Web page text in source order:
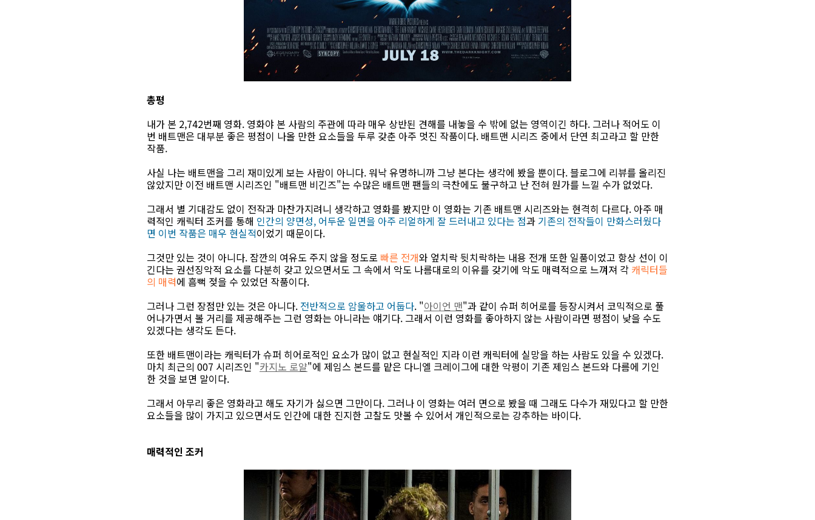
총평
내가 본 2,742번째 영화. 영화야 본 사람의 주관에 따라 매우 상반된 견해를 내놓을 수 밖에 없는 영역이긴 하다. 그러나 적어도 이
번 배트맨은 대부분 좋은 평점이 나올 만한 요소들을 두루 갖춘 아주 멋진 작품이다. 배트맨 시리즈 중에서 단연 최고라고 할 만한
작품.
사실 나는 배트맨을 그리 재미있게 보는 사람이 아니다. 워낙 유명하니까 그냥 본다는 생각에 봤을 뿐이다. 블로그에 리뷰를 올리진
않았지만 이전 배트맨 시리즈인 "배트맨 비긴즈"는 수많은 배트맨 팬들의 극찬에도 불구하고 난 전혀 뭔가를 느낄 수가 없었다.
그래서 별 기대감도 없이 전작과 마찬가지려니 생각하고 영화를 봤지만 이 영화는 기존 배트맨 시리즈와는 현격히 다르다. 아주 매
력적인 캐릭터 조커를 통해 인간의 양면성, 어두운 일면을 아주 리얼하게 잘 드러내고 있다는 점과 기존의 전작들이 만화스러웠다
면 이번 작품은 매우 현실적이었기 때문이다.
그것만 있는 것이 아니다. 잠깐의 여유도 주지 않을 정도로 빠른 전개와 엎치락 뒷치락하는 내용 전개 또한 일품이었고 항상 선이 이
긴다는 권선징악적 요소를 다분히 갖고 있으면서도 그 속에서 악도 나름대로의 이유를 갖기에 악도 매력적으로 느껴져 각 캐릭터들
의 매력에 흠뻑 젖을 수 있었던 작품이다.
그러나 그런 장점만 있는 것은 아니다. 전반적으로 암울하고 어둡다. "아이언 맨"과 같이 슈퍼 히어로를 등장시켜서 코믹적으로 풀
어나가면서 볼 거리를 제공해주는 그런 영화는 아니라는 얘기다. 그래서 이런 영화를 좋아하지 않는 사람이라면 평점이 낮을 수도
있겠다는 생각도 든다.
또한 배트맨이라는 캐릭터가 슈퍼 히어로적인 요소가 많이 없고 현실적인 지라 이런 캐릭터에 실망을 하는 사람도 있을 수 있겠다.
마치 최근의 007 시리즈인 "카지노 로얄"에 제임스 본드를 맡은 다니엘 크레이그에 대한 악평이 기존 제임스 본드와 다름에 기인
한 것을 보면 말이다.
그래서 아무리 좋은 영화라고 해도 자기가 싫으면 그만이다. 그러나 이 영화는 여러 면으로 봤을 때 그래도 다수가 재밌다고 할 만한
요소들을 많이 가지고 있으면서도 인간에 대한 진지한 고찰도 맛볼 수 있어서 개인적으로는 강추하는 바이다.
매력적인 조커